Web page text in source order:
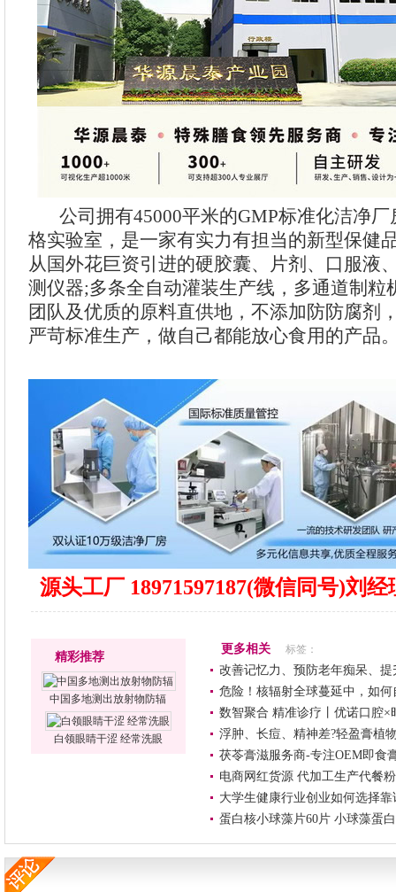
公司拥有45000平米的GMP标准化洁净厂
格实验室，是一家有实力有担当的新型保健
从国外花巨资引进的硬胶囊、片剂、口服液
测仪器;多条全自动灌装生产线，多通道制粒
团队及优质的原料直供地，不添加防防腐剂
严苛标准生产，做自己都能放心食用的产品
源头工厂 18971597187(微信同号)刘
精彩推荐
中国多地测出放射物防辐
白领眼睛干涩 经常洗眼
更多相关 标签：
改善记忆力、预防老年痴呆、
危险！核辐射全球蔓延中，如
数智聚合 精准诊疗丨优诺口腔×
浮肿、长痘、精神差?轻盈膏植
茯苓膏滋服务商-专注OEM即食
电商网红货源 代加工生产代餐
大学生健康行业创业如何选择
蛋白核小球藻片60片 小球藻蛋